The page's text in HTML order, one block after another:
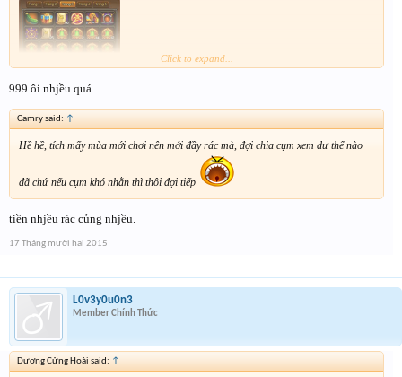
Click to expand...
999 ôi nhjều quá
Camry said: ↑
Hề hề, tích mấy mùa mới chơi nên mới đầy rác mà, đợi chia cụm xem dư thế nào
đã chứ nếu cụm khó nhằn thì thôi đợi tiếp
tiền nhjều rác củng nhjều.
17 Tháng mười hai 2015
L0v3y0u0n3
Member Chính Thức
Dương Cửng Hoài said: ↑